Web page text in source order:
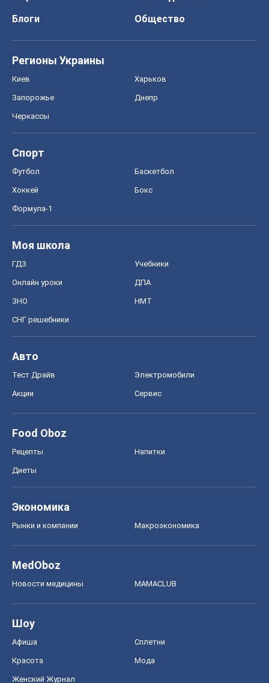
Блоги
Общество
Регионы Украины
Киев Харьков
Запорожье Днепр
Черкассы
Спорт
Футбол Баскетбол
Хоккей Бокс
Формула-1
Моя школа
ГДЗ Учебники
Онлайн уроки ДПА
ЗНО НМТ
СНГ решебники
Авто
Тест Драйв Электромобили
Акции Сервис
Food Oboz
Рецепты Напитки
Диеты
Экономика
Рынки и компании Mакроэкономика
MedOboz
Новости медицины MAMACLUB
Шоу
Афиша Сплетни
Красота Мода
Женский Журнал